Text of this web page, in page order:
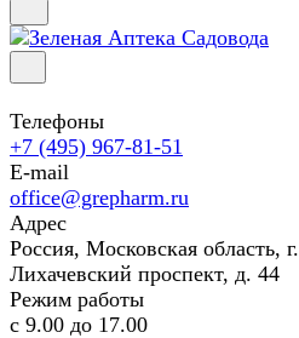
Телефоны
+7 (495) 967-81-51
E-mail
office@grepharm.ru
Адрес
Россия, Московская область,
Лихачевский проспект, д. 44
Режим работы
с 9.00 до 17.00